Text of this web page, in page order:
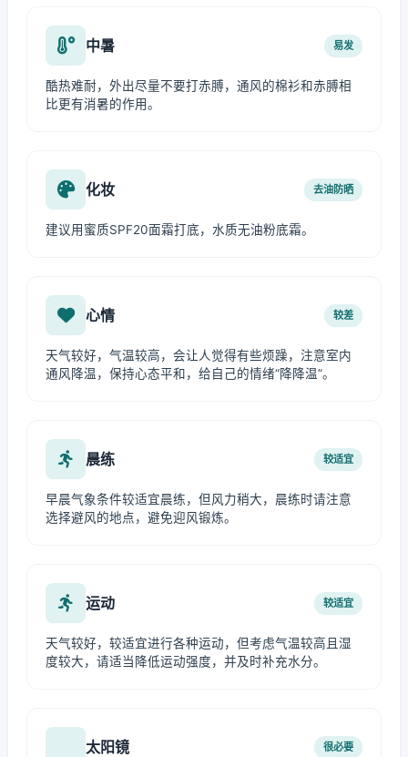
中暑 易发
酷热难耐，外出尽量不要打赤膊，通风的棉衫和赤膊相
比更有消暑的作用。
化妆 去油防晒
建议用蜜质SPF20面霜打底，水质无油粉底霜。
心情 较差
天气较好，气温较高，会让人觉得有些烦躁，注意室内
通风降温，保持心态平和，给自己的情绪“降降温”。
晨练 较适宜
早晨气象条件较适宜晨练，但风力稍大，晨练时请注意
选择避风的地点，避免迎风锻炼。
运动 较适宜
天气较好，较适宜进行各种运动，但考虑气温较高且湿
度较大，请适当降低运动强度，并及时补充水分。
太阳镜 很必要